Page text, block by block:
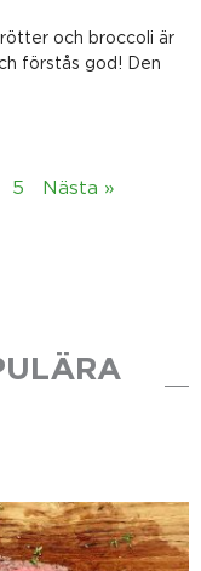
och broccoli är
förstås god! Den
5 Nästa »